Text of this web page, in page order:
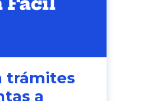
trámites
a